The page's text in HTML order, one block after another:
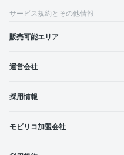
サービス規約とその他情報
販売可能エリア
運営会社
採用情報
モビリコ加盟会社